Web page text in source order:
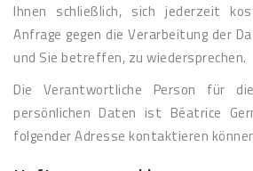
Ihnen schließlich, sich jederzeit
Anfrage gegen die Verarbeitung der
und Sie betreffen, zu wiedersprechen.
Die Verantwortliche Person für
persönlichen Daten ist Béatrice
folgender Adresse kontaktieren